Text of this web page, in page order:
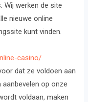
Wij werken de site
nieuwe online
kunt vinden.
casino/
dat ze voldoen aan
op onze
voldaan, maken